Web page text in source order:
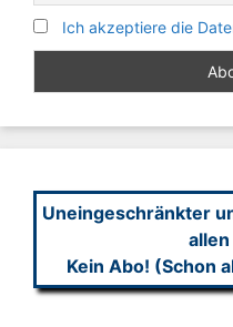
Ich akzeptiere die
Uneingeschränkter
Kein Abo! (Schon